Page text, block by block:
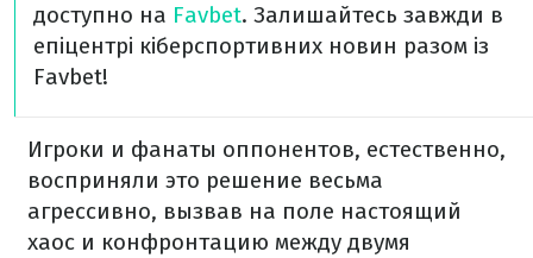
доступно на Favbet. Залишайтесь завжди в
епіцентрі кіберспортивних новин разом із
Favbet!
Игроки и фанаты оппонентов, естественно,
восприняли это решение весьма
агрессивно, вызвав на поле настоящий
хаос и конфронтацию между двумя